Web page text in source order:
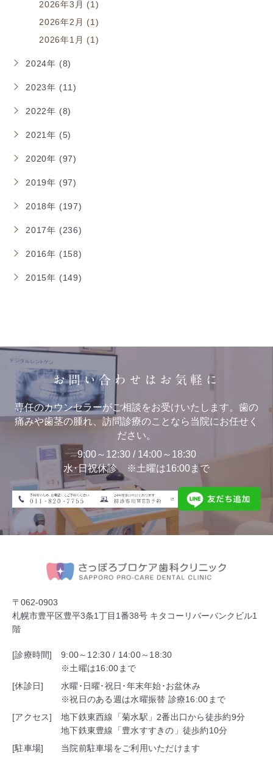
2026年3月 (1)
2026年2月 (1)
2026年1月 (1)
2024年 (8)
2023年 (11)
2022年 (8)
2021年 (5)
2020年 (97)
2019年 (97)
2018年 (197)
2017年 (236)
2016年 (158)
2015年 (149)
お問い合わせはお気軽に
専任のカウンセラーがご相談をお受けいたします。歯の
痛みや歯茎の腫れ、訪問診療のことなら当院にお任せく
ださい。
9:00～12:30 / 14:00～18:30
水･日祝休診 ※土曜は16:00まで
〒062-0903
札幌市豊平区豊平3条1丁目1番38号 キタコーリバーバンクビル1
階
[診療時間]
9:00～12:30 / 14:00～18:30
※土曜は16:00まで
[休診日]
水曜･日曜･祝日･年末年始･お盆休み
※祝日のある週は水曜振替 診療16:00まで
[アクセス]
地下鉄東西線「菊水駅」2番出口から徒歩約9分
地下鉄東豊線「豊水すすきの」徒歩約10分
[駐車場]
当院前駐車場をご利用いただけます